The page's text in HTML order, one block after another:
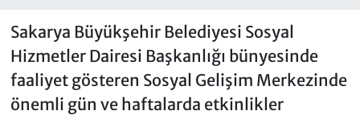
Sakarya Büyükşehir Belediyesi Sosyal
Hizmetler Dairesi Başkanlığı bünyesinde
faaliyet gösteren Sosyal Gelişim Merkezinde
önemli gün ve haftalarda etkinlikler